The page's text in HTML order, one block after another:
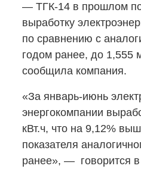
— ТГК-14 в прошлом
выработку
по сравнению с
годом ранее, до 1,555
сообщила компания.
«За январь-июнь
энергокомпании
кВт.ч, что на 9,12%
показателя
ранее», — говорится